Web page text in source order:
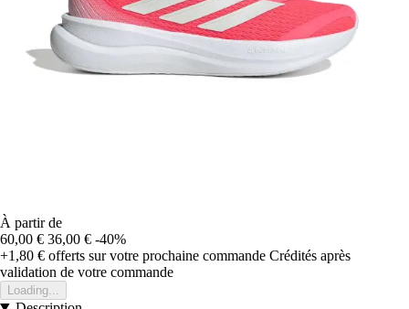
À partir de
60,00 € 36,00 € -40%
+1,80 € offerts sur votre prochaine commande Crédités après
validation de votre commande
Loading...